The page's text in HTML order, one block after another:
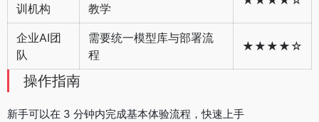
训机构
教学
企业AI团
队
需要统一模型库与部署流
程
★★★★☆
操作指南
新手可以在 3 分钟内完成基本体验流程，快速上手